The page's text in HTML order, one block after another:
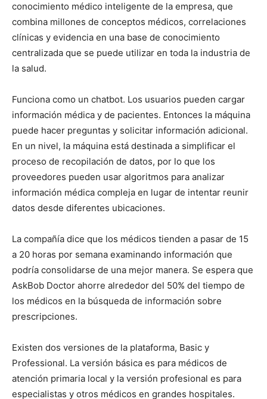
conocimiento médico inteligente de la empresa, que
combina millones de conceptos médicos, correlaciones
clínicas y evidencia en una base de conocimiento
centralizada que se puede utilizar en toda la industria de
la salud.
Funciona como un chatbot. Los usuarios pueden cargar
información médica y de pacientes. Entonces la máquina
puede hacer preguntas y solicitar información adicional.
En un nivel, la máquina está destinada a simplificar el
proceso de recopilación de datos, por lo que los
proveedores pueden usar algoritmos para analizar
información médica compleja en lugar de intentar reunir
datos desde diferentes ubicaciones.
La compañía dice que los médicos tienden a pasar de 15
a 20 horas por semana examinando información que
podría consolidarse de una mejor manera. Se espera que
AskBob Doctor ahorre alrededor del 50% del tiempo de
los médicos en la búsqueda de información sobre
prescripciones.
Existen dos versiones de la plataforma, Basic y
Professional. La versión básica es para médicos de
atención primaria local y la versión profesional es para
especialistas y otros médicos en grandes hospitales.